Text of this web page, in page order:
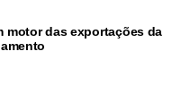
motor das exportações da